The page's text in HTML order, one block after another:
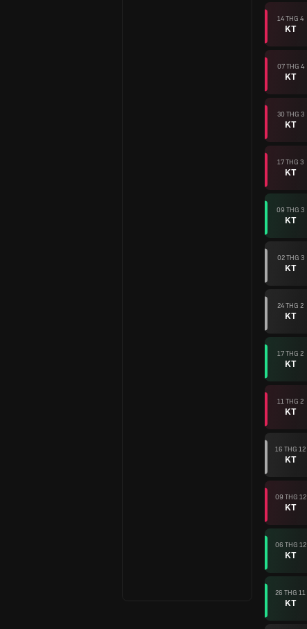
14 THG 4
KT
07 THG 4
KT
30 THG 3
KT
17 THG 3
KT
09 THG 3
KT
02 THG 3
KT
24 THG 2
KT
17 THG 2
KT
11 THG 2
KT
16 THG 12
KT
09 THG 12
KT
06 THG 12
KT
26 THG 11
KT